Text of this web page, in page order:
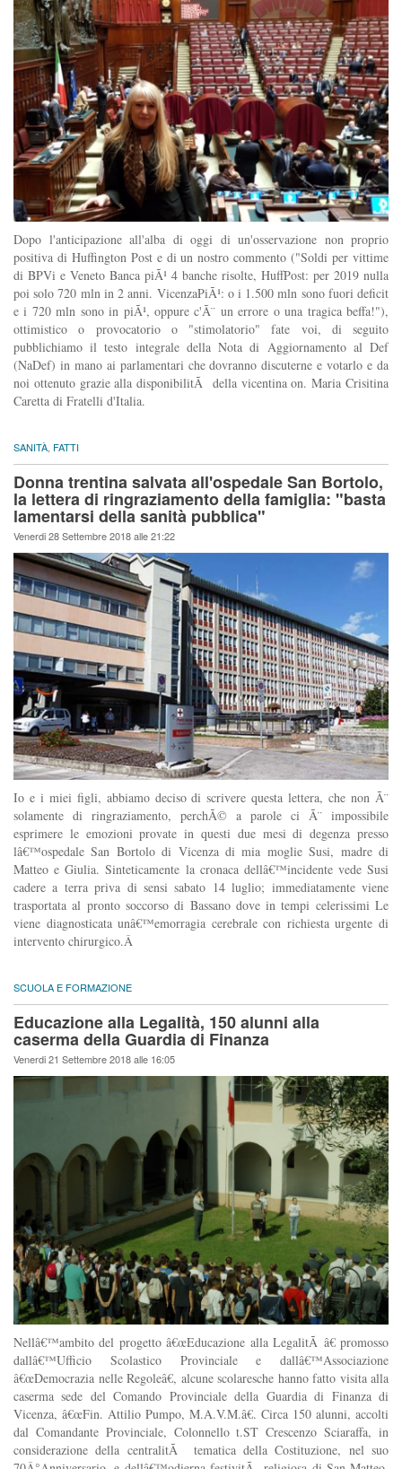
Dopo l'anticipazione all'alba di oggi di un'osservazione non proprio
positiva di Huffington Post e di un nostro commento ("Soldi per vittime
di BPVi e Veneto Banca piÃ¹ 4 banche risolte, HuffPost: per 2019 nulla
poi solo 720 mln in 2 anni. VicenzaPiÃ¹: o i 1.500 mln sono fuori deficit
e i 720 mln sono in piÃ¹, oppure c'Ã¨ un errore o una tragica beffa!"),
ottimistico o provocatorio o "stimolatorio" fate voi, di seguito
pubblichiamo il testo integrale della Nota di Aggiornamento al Def
(NaDef) in mano ai parlamentari che dovranno discuterne e votarlo e da
noi ottenuto grazie alla disponibilitÃ della vicentina on. Maria Crisitina
Caretta di Fratelli d'Italia.
SANITÀ FATTI
Donna trentina salvata all'ospedale San Bortolo,
la lettera di ringraziamento della famiglia: "basta
lamentarsi della sanità pubblica"
Venerdi 28 Settembre 2018 alle 21:22
Io e i miei figli, abbiamo deciso di scrivere questa lettera, che non Ã¨
solamente di ringraziamento, perchÃ© a parole ci Ã¨ impossibile
esprimere le emozioni provate in questi due mesi di degenza presso
lâ€™ospedale San Bortolo di Vicenza di mia moglie Susi, madre di
Matteo e Giulia. Sinteticamente la cronaca dellâ€™incidente vede Susi
cadere a terra priva di sensi sabato 14 luglio; immediatamente viene
trasportata al pronto soccorso di Bassano dove in tempi celerissimi Le
viene diagnosticata unâ€™emorragia cerebrale con richiesta urgente di
intervento chirurgico.Â
SCUOLA E FORMAZIONE
Educazione alla Legalità, 150 alunni alla
caserma della Guardia di Finanza
Venerdi 21 Settembre 2018 alle 16:05
Nellâ€™ambito del progetto â€œEducazione alla LegalitÃ â€ promosso
dallâ€™Ufficio Scolastico Provinciale e dallâ€™Associazione
â€œDemocrazia nelle Regoleâ€, alcune scolaresche hanno fatto visita alla
caserma sede del Comando Provinciale della Guardia di Finanza di
Vicenza, â€œFin. Attilio Pumpo, M.A.V.M.â€. Circa 150 alunni, accolti
dal Comandante Provinciale, Colonnello t.ST Crescenzo Sciaraffa, in
considerazione della centralitÃ tematica della Costituzione, nel suo